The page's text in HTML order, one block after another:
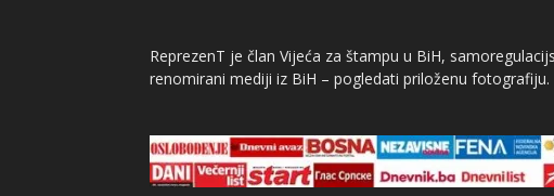
ReprezenT je član Vijeća za štampu u BiH,
renomirani mediji iz BiH – pogledati priloženu fotografiju.